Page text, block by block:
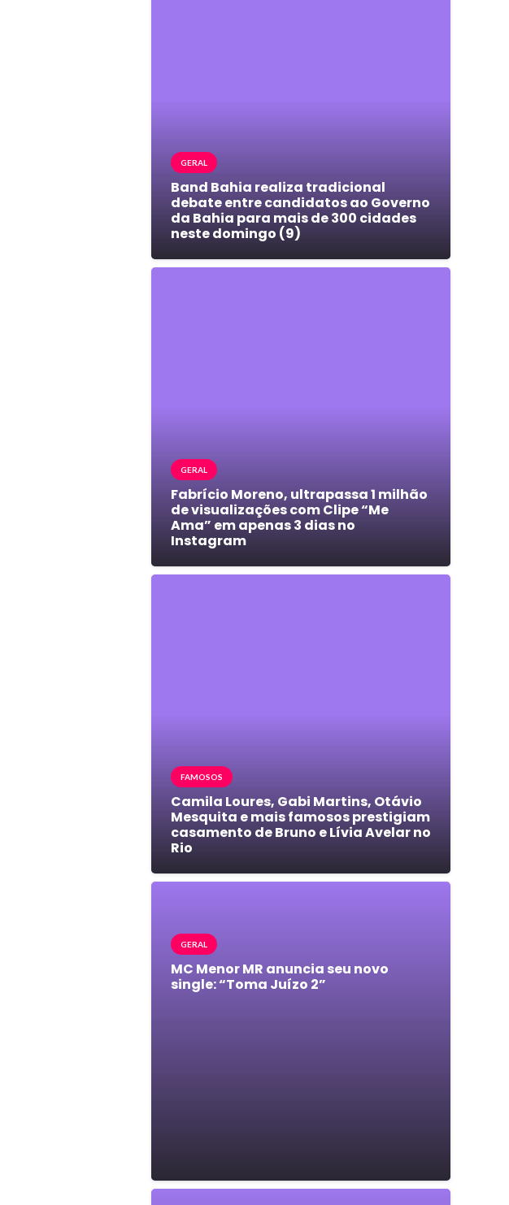
GERAL
Band Bahia realiza tradicional
debate entre candidatos ao Governo
da Bahia para mais de 300 cidades
neste domingo (9)
GERAL
Fabrício Moreno, ultrapassa 1 milhão
de visualizações com Clipe “Me
Ama” em apenas 3 dias no
Instagram
FAMOSOS
Camila Loures, Gabi Martins, Otávio
Mesquita e mais famosos prestigiam
casamento de Bruno e Lívia Avelar no
Rio
GERAL
MC Menor MR anuncia seu novo
single: “Toma Juízo 2”